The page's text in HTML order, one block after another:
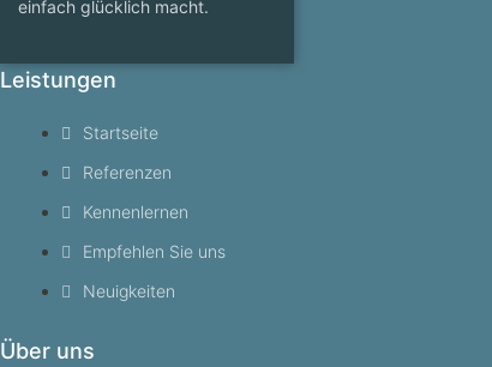
einfach glücklich macht.
Leistungen
Startseite
Referenzen
Kennenlernen
Empfehlen Sie uns
Neuigkeiten
Über uns